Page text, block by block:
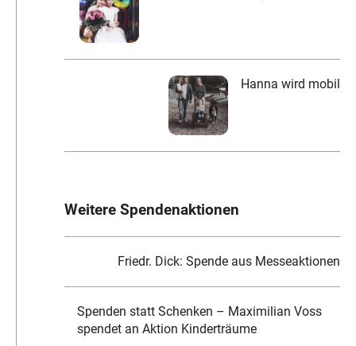
Hanna wird mobil
Weitere Spendenaktionen
Friedr. Dick: Spende aus Messeaktionen
Spenden statt Schenken – Maximilian Voss
spendet an Aktion Kinderträume